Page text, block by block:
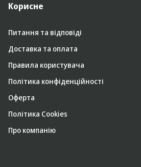
Корисне
Питання та відповіді
Доставка та оплата
Правила користувача
Політика конфіденційності
Оферта
Політика Cookies
Про компанію